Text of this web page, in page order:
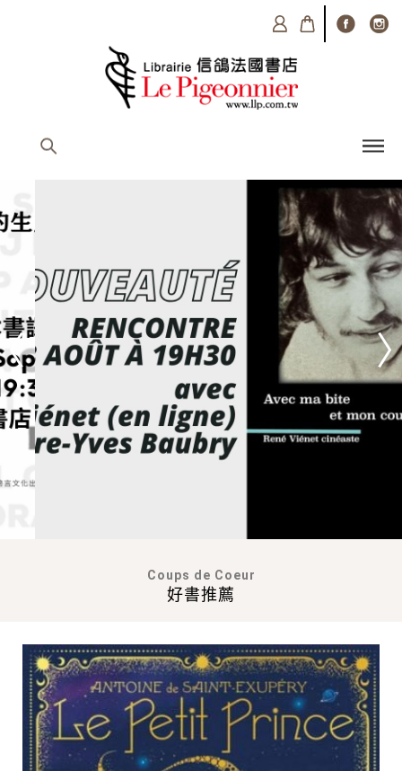
好書推薦
Coups de Coeur